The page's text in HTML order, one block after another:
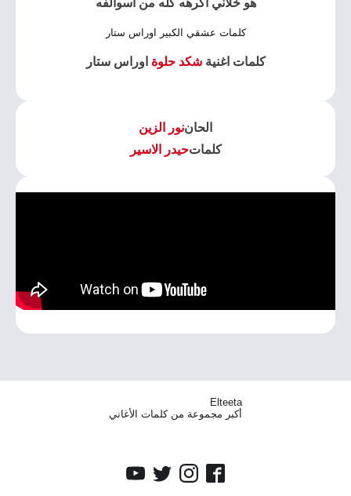
هو خلاني اكرهه كله من اسوالفه
كلمات عشقي الكبير اوراس ستار
كلمات اغنيةشكد حلوة اوراس ستار
الحاننور الزين
كلماتحيدر الاسير
Elteeta
أكبر مجموعة من كلمات الأغاني